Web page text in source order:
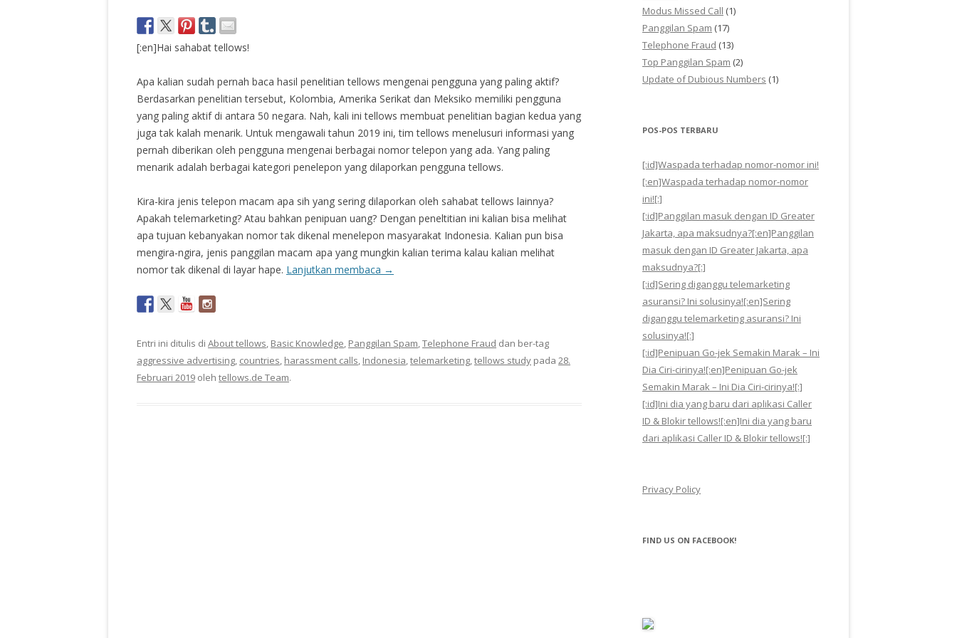
[:en]Hai sahabat tellows!
Apa kalian sudah pernah baca hasil penelitian tellows mengenai pengguna yang paling aktif?
Berdasarkan penelitian tersebut, Kolombia, Amerika Serikat dan Meksiko memiliki pengguna
yang paling aktif di antara 50 negara. Nah, kali ini tellows membuat penelitian bagian kedua yang
juga tak kalah menarik. Untuk mengawali tahun 2019 ini, tim tellows menelusuri informasi yang
pernah diberikan oleh pengguna mengenai berbagai nomor telepon yang ada. Yang paling
menarik adalah berbagai kategori penelepon yang dilaporkan pengguna tellows.
Kira-kira jenis telepon macam apa sih yang sering dilaporkan oleh sahabat tellows lainnya?
Apakah telemarketing? Atau bahkan penipuan uang? Dengan peneltitian ini kalian bisa melihat
apa tujuan kebanyakan nomor tak dikenal menelepon masyarakat Indonesia. Kalian pun bisa
mengira-ngira, jenis panggilan macam apa yang mungkin kalian terima kalau kalian melihat
nomor tak dikenal di layar hape. Lanjutkan membaca →
Entri ini ditulis di About tellows, Basic Knowledge, Panggilan Spam,Telephone Fraud dan ber-tag
aggressive advertising, countries, harassment calls, Indonesia,telemarketing,tellows study pada 28.
Februari 2019 oleh tellows.de Team.
Modus Missed Call (1)
Panggilan Spam (17)
Telephone Fraud (13)
Top Panggilan Spam (2)
Update of Dubious Numbers (1)
POS-POS TERBARU
[:id]Waspada terhadap nomor-nomor ini!
[:en]Waspada terhadap nomor-nomor
ini![:]
[:id]Panggilan masuk dengan ID Greater
Jakarta, apa maksudnya?[:en]Panggilan
masuk dengan ID Greater Jakarta, apa
maksudnya?[:]
[:id]Sering diganggu telemarketing
asuransi? Ini solusinya![:en]Sering
diganggu telemarketing asuransi? Ini
solusinya![:]
[:id]Penipuan Go-jek Semakin Marak – Ini
Dia Ciri-cirinya![:en]Penipuan Go-jek
Semakin Marak – Ini Dia Ciri-cirinya![:]
[:id]Ini dia yang baru dari aplikasi Caller
ID & Blokir tellows![:en]Ini dia yang baru
dari aplikasi Caller ID & Blokir tellows![:]
Privacy Policy
FIND US ON FACEBOOK!